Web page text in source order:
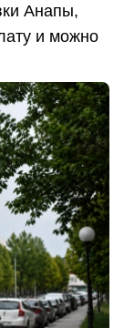
Анапы,
и можно